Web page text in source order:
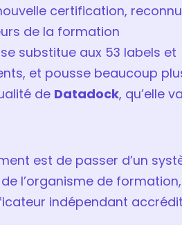
certification,
de la formation
substitue aux 53 labels et
et pousse beaucoup
de Datadock, qu’elle va
est de passer d’un
l’organisme de
indépendant